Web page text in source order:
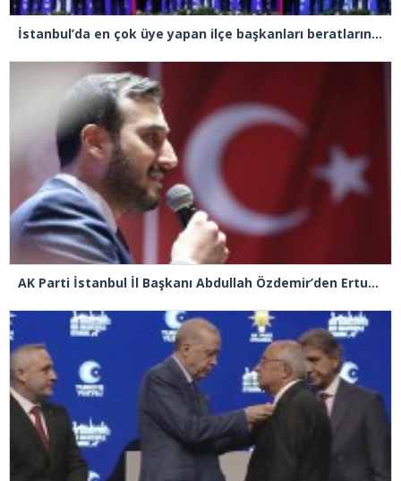
İstanbul’da en çok üye yapan ilçe başkanları beratlarını Cumhurbaşkanı Erdoğan’ın elinden aldı
AK Parti İstanbul İl Başkanı Abdullah Özdemir’den Ertuğrul Özkök’e “Franco” tepkisi